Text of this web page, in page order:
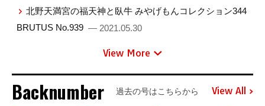
北野天満宮の福天神と臥牛 みやげもんコレクション344
BRUTUS No.939 — 2021.05.30
View More
Backnumber 過去の号はこちらから View All